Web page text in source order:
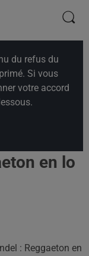
du refus du
Si vous
votre accord
en lo
: Reggaeton en